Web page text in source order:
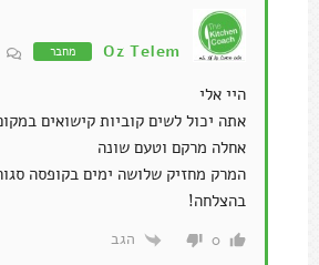
Oz Telem מחבר
היי אלי
אתה יכול לשים קוביות קישואים
אחלה מרקם וטעם שונה
המרק מחזיק שלושה ימים בקופסה
בהצלחה!
0 הגב